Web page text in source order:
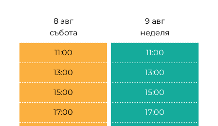
8 авг
събота
11:00
13:00
15:00
17:00
9 авг
неделя
11:00
13:00
15:00
17:00